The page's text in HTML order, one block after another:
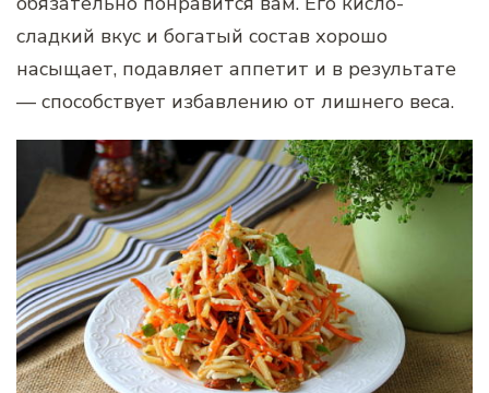
сладкий вкус и богатый состав хорошо
насыщает, подавляет аппетит и в результате
— способствует избавлению от лишнего веса.